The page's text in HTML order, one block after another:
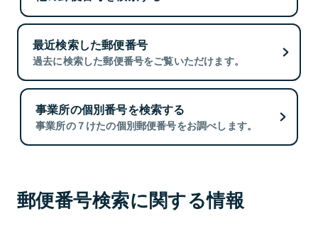
最近検索した郵便番号
過去に検索した郵便番号をご覧いただけます。
事業所の個別番号を検索する
事業所の７けたの個別郵便番号をお調べします。
郵便番号検索に関する情報